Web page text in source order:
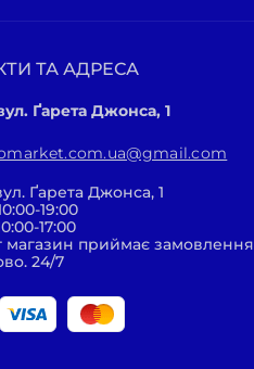
ТА АДРЕСА
Ґарета Джонса, 1
Ґарета Джонса, 1
19:00
17:00
магазин приймає замовлення
24/7